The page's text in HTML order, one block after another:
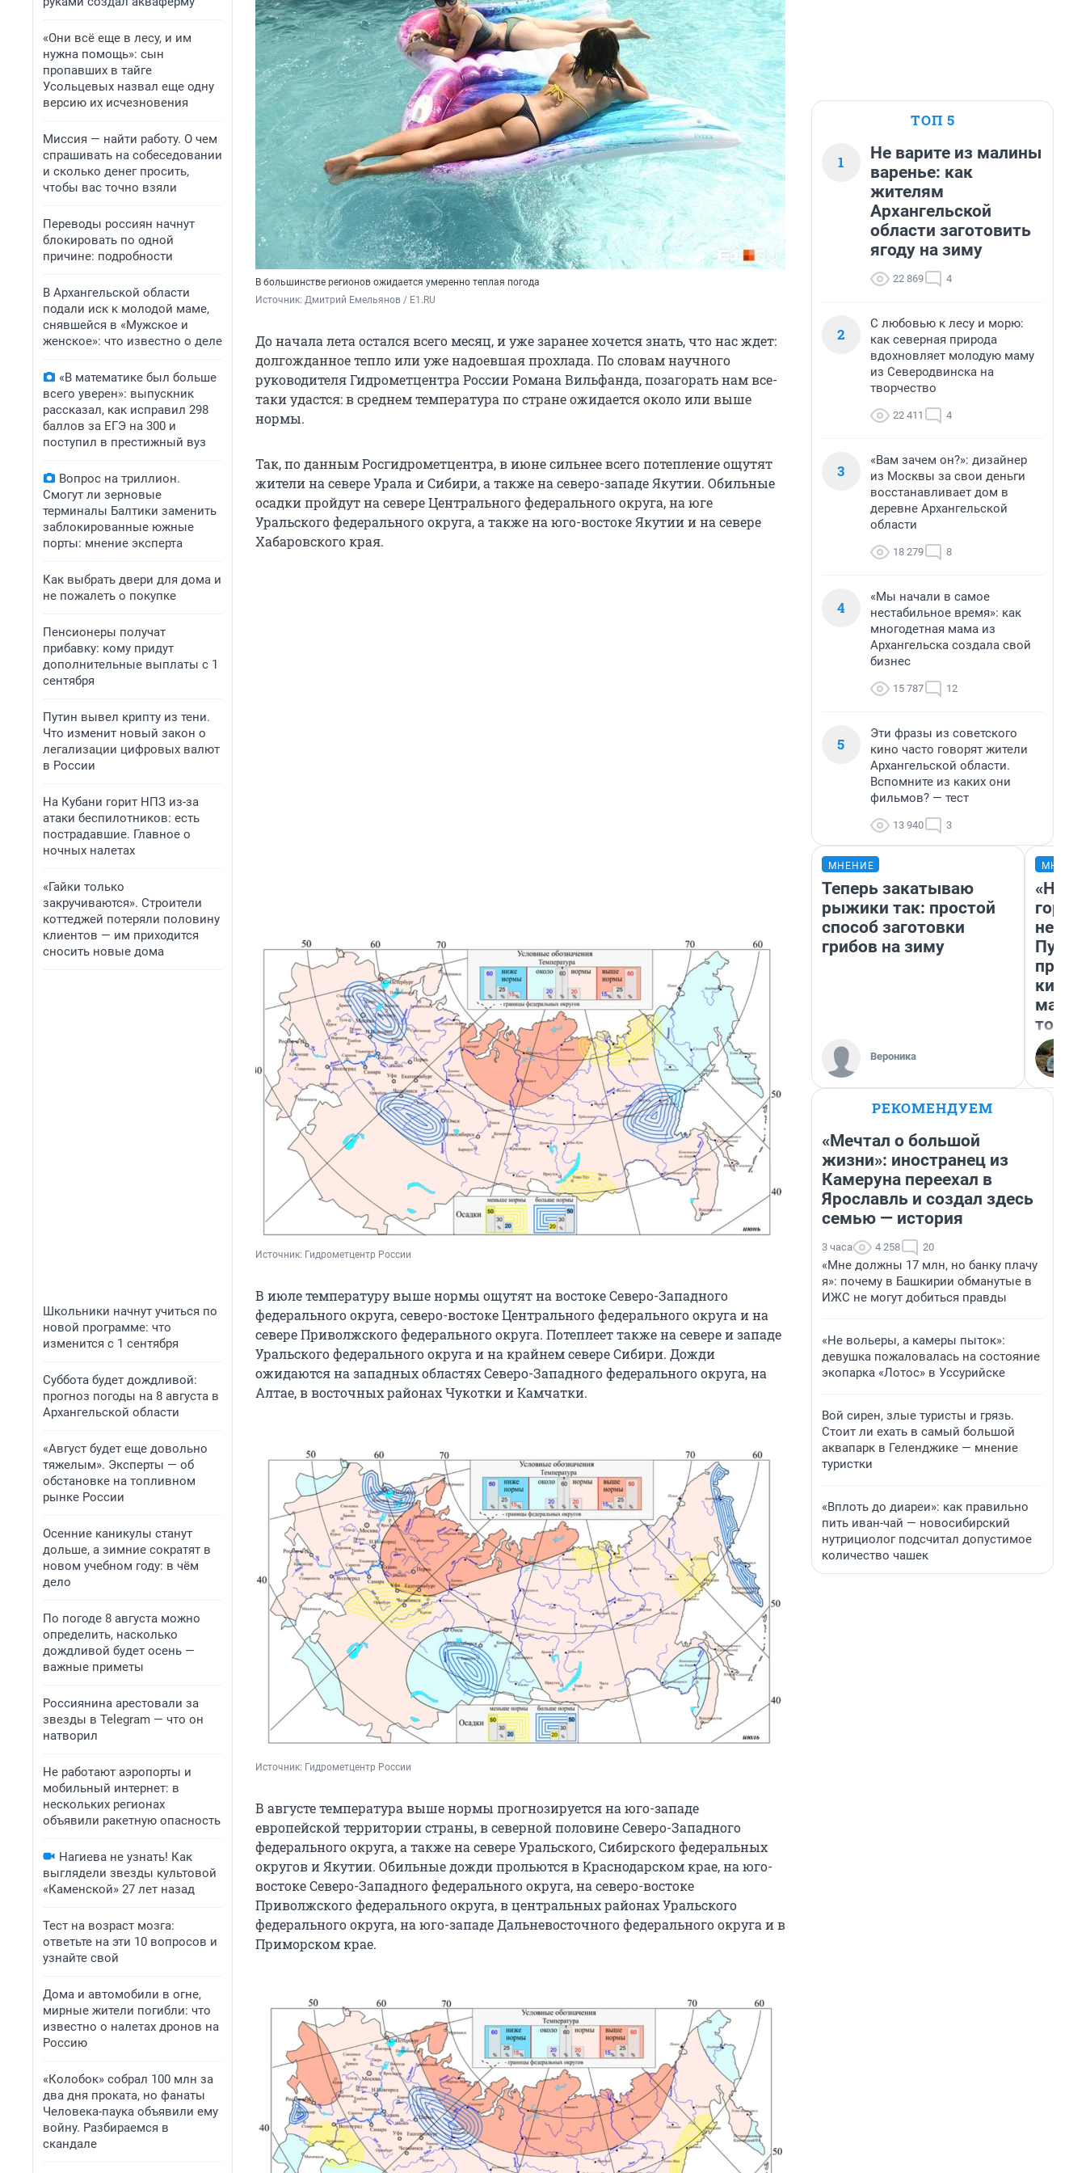
«Они всё еще в лесу, и им
нужна помощь»: сын
пропавших в тайге
Усольцевых назвал еще одну
версию их исчезновения
Миссия — найти работу. О чем
спрашивать на собеседовании
и сколько денег просить,
чтобы вас точно взяли
Переводы россиян начнут
блокировать по одной
причине: подробности
В Архангельской области
подали иск к молодой маме,
снявшейся в «Мужское и
женское»: что известно о деле
«В математике был больше
всего уверен»: выпускник
рассказал, как исправил 298
баллов за ЕГЭ на 300 и
поступил в престижный вуз
Вопрос на триллион.
Смогут ли зерновые
терминалы Балтики заменить
заблокированные южные
порты: мнение эксперта
Как выбрать двери для дома и
не пожалеть о покупке
Пенсионеры получат
прибавку: кому придут
дополнительные выплаты с 1
сентября
Путин вывел крипту из тени.
Что изменит новый закон о
легализации цифровых валют
в России
На Кубани горит НПЗ из-за
атаки беспилотников: есть
пострадавшие. Главное о
ночных налетах
«Гайки только
закручиваются». Строители
коттеджей потеряли половину
клиентов — им приходится
сносить новые дома
Школьники начнут учиться по
новой программе: что
изменится с 1 сентября
Суббота будет дождливой:
прогноз погоды на 8 августа в
Архангельской области
«Август будет еще довольно
тяжелым». Эксперты — об
обстановке на топливном
рынке России
Осенние каникулы станут
дольше, а зимние сократят в
новом учебном году: в чём
дело
По погоде 8 августа можно
определить, насколько
дождливой будет осень —
важные приметы
Россиянина арестовали за
звезды в Telegram — что он
натворил
Не работают аэропорты и
мобильный интернет: в
нескольких регионах
объявили ракетную опасность
Нагиева не узнать! Как
выглядели звезды культовой
«Каменской» 27 лет назад
Тест на возраст мозга:
ответьте на эти 10 вопросов и
узнайте свой
Дома и автомобили в огне,
мирные жители погибли: что
известно о налетах дронов на
Россию
«Колобок» собрал 100 млн за
два дня проката, но фанаты
Человека-паука объявили ему
войну. Разбираемся в
скандале
В большинстве регионов ожидается умеренно теплая погода
Источник: Дмитрий Емельянов / E1.RU
До начала лета остался всего месяц, и уже заранее хочется знать, что нас ждет:
долгожданное тепло или уже надоевшая прохлада. По словам научного
руководителя Гидрометцентра России Романа Вильфанда, позагорать нам все-
таки удастся: в среднем температура по стране ожидается около или выше
нормы.
Так, по данным Росгидрометцентра, в июне сильнее всего потепление ощутят
жители на севере Урала и Сибири, а также на северо-западе Якутии. Обильные
осадки пройдут на севере Центрального федерального округа, на юге
Уральского федерального округа, а также на юго-востоке Якутии и на севере
Хабаровского края.
Источник: Гидрометцентр России
В июле температуру выше нормы ощутят на востоке Северо-Западного
федерального округа, северо-востоке Центрального федерального округа и на
севере Приволжского федерального округа. Потеплеет также на севере и западе
Уральского федерального округа и на крайнем севере Сибири. Дожди
ожидаются на западных областях Северо-Западного федерального округа, на
Алтае, в восточных районах Чукотки и Камчатки.
Источник: Гидрометцентр России
В августе температура выше нормы прогнозируется на юго-западе
европейской территории страны, в северной половине Северо-Западного
федерального округа, а также на севере Уральского, Сибирского федеральных
округов и Якутии. Обильные дожди прольются в Краснодарском крае, на юго-
востоке Северо-Западного федерального округа, на северо-востоке
Приволжского федерального округа, в центральных районах Уральского
федерального округа, на юго-западе Дальневосточного федерального округа и в
Приморском крае.
ТОП 5
1
Не варите из малины
варенье: как
жителям
Архангельской
области заготовить
ягоду на зиму
22 869 4
2
С любовью к лесу и морю:
как северная природа
вдохновляет молодую маму
из Северодвинска на
творчество
22 411 4
3
«Вам зачем он?»: дизайнер
из Москвы за свои деньги
восстанавливает дом в
деревне Архангельской
области
18 279 8
4
«Мы начали в самое
нестабильное время»: как
многодетная мама из
Архангельска создала свой
бизнес
15 787 12
5
Эти фразы из советского
кино часто говорят жители
Архангельской области.
Вспомните из каких они
фильмов? — тест
13 940 3
МНЕНИЕ
Теперь закатываю
рыжики так: простой
способ заготовки
грибов на зиму
Вероника
«Нет
того
РЕКОМЕНДУЕМ
«Мечтал о большой
жизни»: иностранец из
Камеруна переехал в
Ярославль и создал здесь
семью — история
3 часа 4 258 20
«Мне должны 17 млн, но банку плачу
я»: почему в Башкирии обманутые в
ИЖС не могут добиться правды
«Не вольеры, а камеры пыток»:
девушка пожаловалась на состояние
экопарка «Лотос» в Уссурийске
Вой сирен, злые туристы и грязь.
Стоит ли ехать в самый большой
аквапарк в Геленджике — мнение
туристки
«Вплоть до диареи»: как правильно
пить иван-чай — новосибирский
нутрициолог подсчитал допустимое
количество чашек